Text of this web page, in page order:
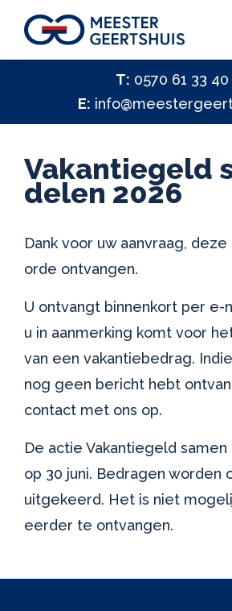
Vakantiegeld Samen Delen
Hulp nodig?
Help ons helpen
Contact
T: 0570 61 33 40
E:
Vakantiegeld
delen 2026
Dank voor uw aanvraag,
orde ontvangen.
U ontvangt binnenkort per e-
u in aanmerking komt voor
van een vakantiebedrag.
nog geen bericht hebt
contact met ons op.
De actie Vakantiegeld
op 30 juni. Bedragen worden
uitgekeerd. Het is niet
eerder te ontvangen.